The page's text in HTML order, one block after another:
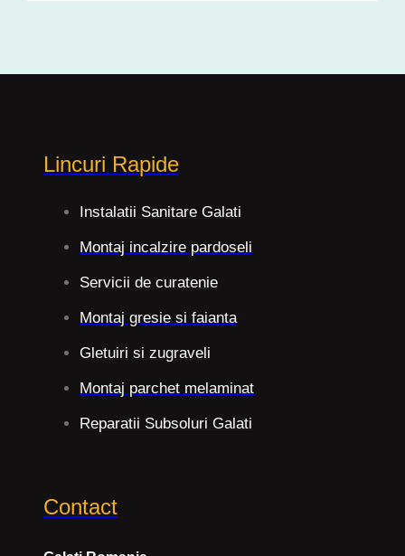
Lincuri Rapide
Instalatii Sanitare Galati
Montaj incalzire pardoseli
Servicii de curatenie
Montaj gresie si faianta
Gletuiri si zugraveli
Montaj parchet melaminat
Reparatii Subsoluri Galati
Contact